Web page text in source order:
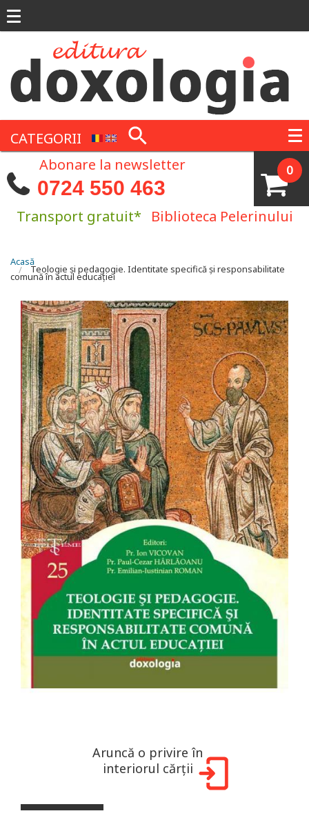
CATEGORII
0
Abonare la newsletter
0724 550 463
Transport gratuit* Biblioteca Pelerinului
Eşti aici
Acasă
Teologie și pedagogie. Identitate specifică și responsabilitate
comună în actul educației
Aruncă o privire în
interiorul cărții